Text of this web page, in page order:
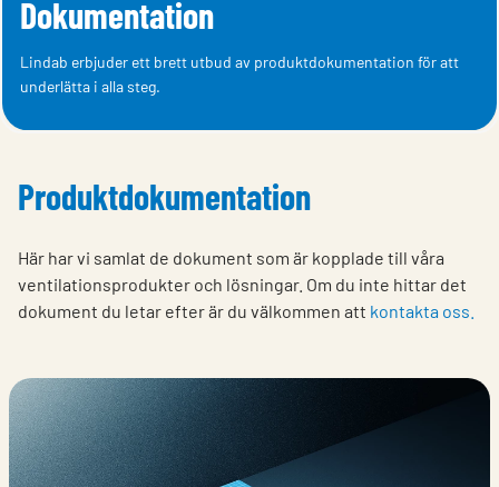
Dokumentation
Lindab erbjuder ett brett utbud av produktdokumentation för att
underlätta i alla steg.
Produktdokumentation
Här har vi samlat de dokument som är kopplade till våra
ventilationsprodukter och lösningar. Om du inte hittar det
dokument du letar efter är du välkommen att kontakta oss.